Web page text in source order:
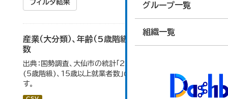
グループ一覧
組織一覧
フィルタ結果
産業（大分類）、年齢（5歳階級）、15歳以上就業者
数
出典：国勢調査、大仙市の統計「2-7 産業(大分類)、年齢
(5歳階級)、15歳以上就業者数」のデータを参照していま
す。